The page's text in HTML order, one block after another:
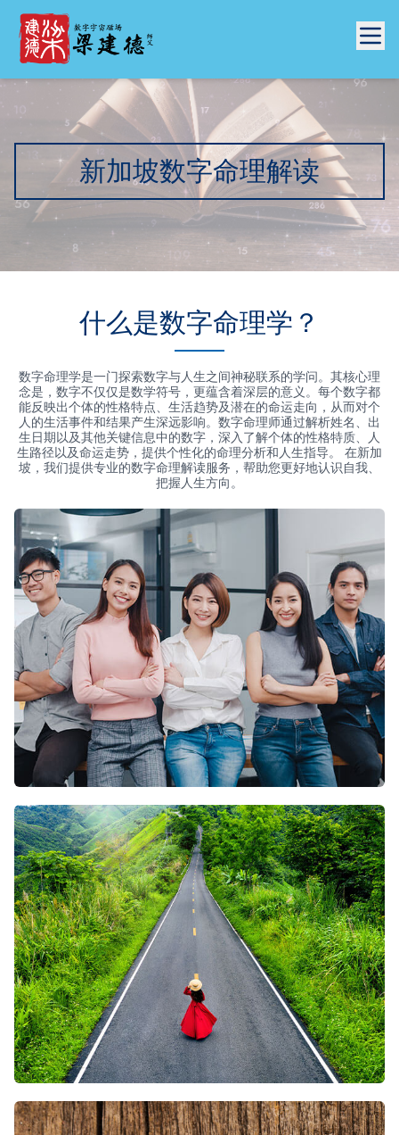
新加坡数字命理解读
什么是数字命理学？
数字命理学是一门探索数字与人生之间神秘联系的学问。其核心理
念是，数字不仅仅是数学符号，更蕴含着深层的意义。每个数字都
能反映出个体的性格特点、生活趋势及潜在的命运走向，从而对个
人的生活事件和结果产生深远影响。数字命理师通过解析姓名、出
生日期以及其他关键信息中的数字，深入了解个体的性格特质、人
生路径以及命运走势，提供个性化的命理分析和人生指导。 在新加
坡，我们提供专业的数字命理解读服务，帮助您更好地认识自我、
把握人生方向。